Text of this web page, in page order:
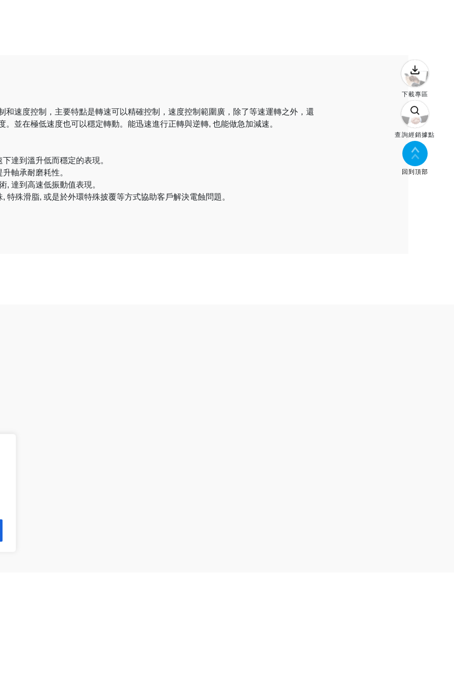
和速度控制，主要特點是轉速可以精確控制，速度控制範圍廣，除了等速運轉之外，還
。並在極低速度也可以穩定轉動。能迅速進行正轉與逆轉, 也能做急加減速。
達到溫升低而穩定的表現。
軸承耐磨耗性。
, 達到高速低振動值表現。
特殊滑脂, 或是於外環特殊披覆等方式協助客戶解決電蝕問題。
下載專區
查詢經銷據點
回到頂部